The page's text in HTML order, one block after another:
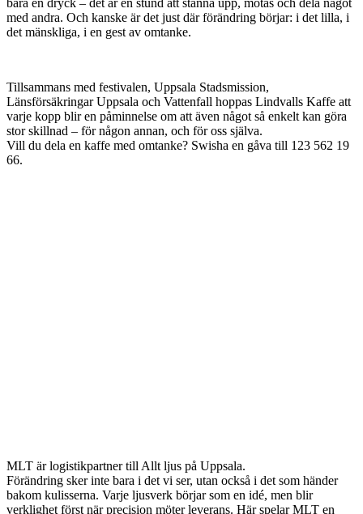
med andra. Och kanske är det just där förändring börjar: i det lilla, i
det mänskliga, i en gest av omtanke.
Tillsammans med festivalen, Uppsala Stadsmission,
Länsförsäkringar Uppsala och Vattenfall hoppas Lindvalls Kaffe att
varje kopp blir en påminnelse om att även något så enkelt kan göra
stor skillnad – för någon annan, och för oss själva.
Vill du dela en kaffe med omtanke? Swisha en gåva till 123 562 19
66.
MLT är logistikpartner till Allt ljus på Uppsala.
Förändring sker inte bara i det vi ser, utan också i det som händer
bakom kulisserna. Varje ljusverk börjar som en idé, men blir
verklighet först när precision möter leverans. Här spelar MLT en